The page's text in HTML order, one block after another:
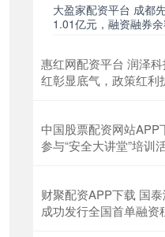
大盈家配资平台 成都
1.01亿元，融资融券
惠红网配资平台 润泽
红彰显底气，政策红利
中国股票配资网站APP
参与“安全大讲堂”培训
财聚配资APP下载 国
成功发行全国首单融资